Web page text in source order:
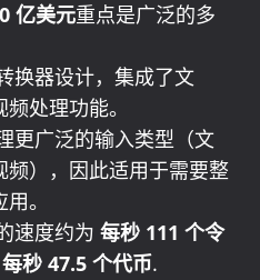
亿美元重点是广泛的多
换器设计，集成了文
处理功能。
更广泛的输入类型（文
频），因此适用于需要整
。
速度约为 每秒 111 个令
每秒 47.5 个代币.